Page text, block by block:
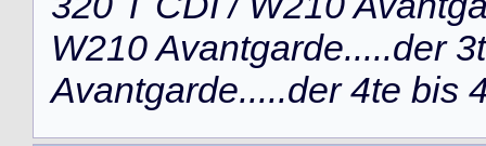
W210 Avantgarde.....der
Avantgarde.....der 4te bis